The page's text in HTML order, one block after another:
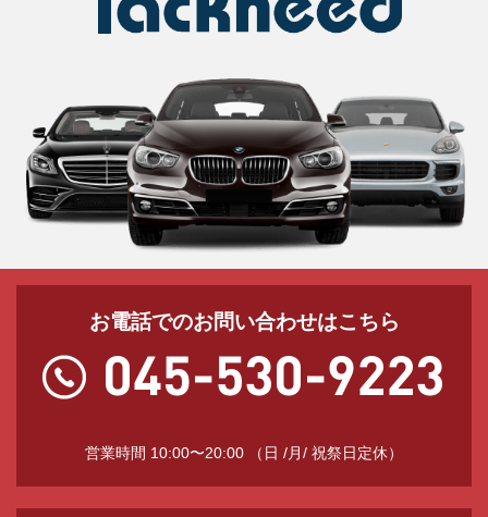
お電話でのお問い合わせはこちら
営業時間 10:00〜20:00 （日 /月/ 祝祭日定休）